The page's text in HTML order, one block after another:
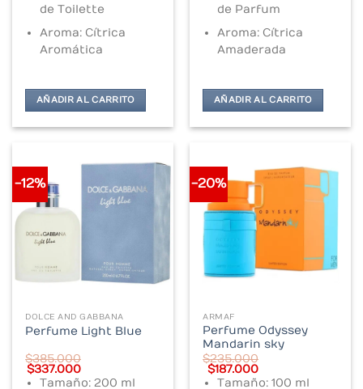
de Toilette
Aroma: Cítrica
Aromática
AÑADIR AL CARRITO
de Parfum
Aroma: Cítrica
Amaderada
AÑADIR AL CARRITO
-12%
DOLCE AND GABBANA
Perfume Light Blue
$385.000
Original
price
$337.000Current
price
Tamaño: 200 ml
-20%
ARMAF
Perfume Odyssey
Mandarin sky
$235.000
Original
price
$187.000Current
price
Tamaño: 100 ml